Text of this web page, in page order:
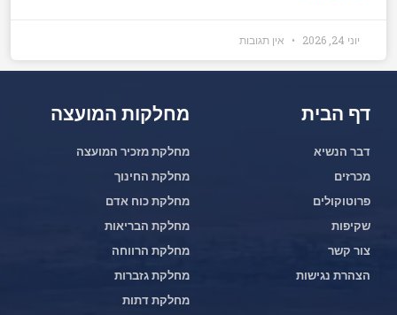
יוני 24, 2026 אין תגובות
דף הבית
דבר הנשיא
מכרזים
פרוטוקולים
שקיפות
צור קשר
הצהרת נגישות
מחלקות המועצה
מחלקת מזכיר המועצה
מחלקת החינוך
מחלקת כוח אדם
מחלקת הבריאות
מחלקת הרווחה
מחלקת גזברות
מחלקת דתות